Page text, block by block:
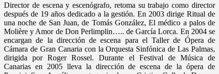
Director de escena y escenógrafo, retoma su trabajo como director
después de 19 años dedicado a la gestión. En 2003 dirige Ritual de
una noche de San Juan, de Tomás González, El médico a palos de
Molière y Amor de Don Perlimplin….. de García Lorca. En 2004 se
encargan de la dirección de escena para el Taller de Ópera de
Cámara de Gran Canaria con la Orquesta Sinfónica de Las Palmas,
dirigida por Roger Rossel. Durante el Festival de Música de
Canarias en 2005 lleva la dirección de escena de la ópera de